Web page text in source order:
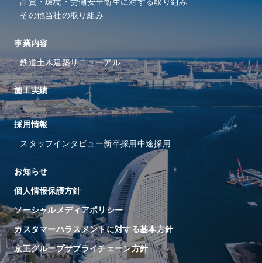
その他当社の取り組み
事業内容
鉄道土木建築リニューアル
施工実績
採⽤情報
スタッフインタビュー新卒採用中途採用
お知らせ
個人情報保護方針
ソーシャルメディアポリシー
カスタマーハラスメントに対する基本方針
京王グループサプライチェーン方針